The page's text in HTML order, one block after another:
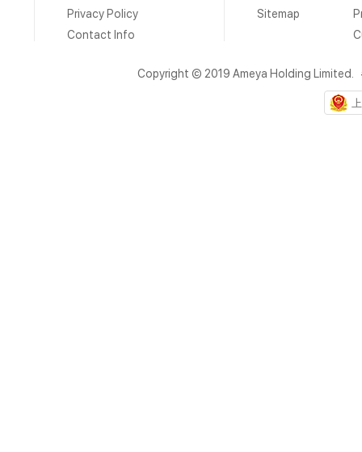
Privacy Policy
Contact Info
Sitemap
Copyright © 2019 Ameya Holding Limited.